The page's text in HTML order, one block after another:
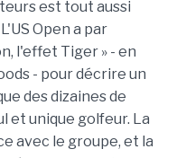
est tout aussi
Open a par
l'effet Tiger » - en
- pour décrire un
des dizaines de
et unique golfeur. La
avec le groupe, et la